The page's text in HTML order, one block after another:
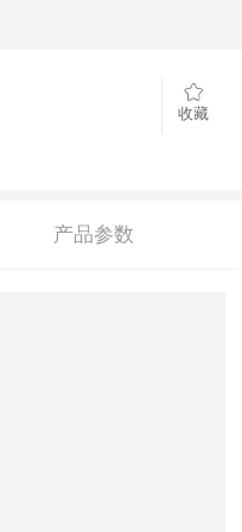
收藏
产品参数